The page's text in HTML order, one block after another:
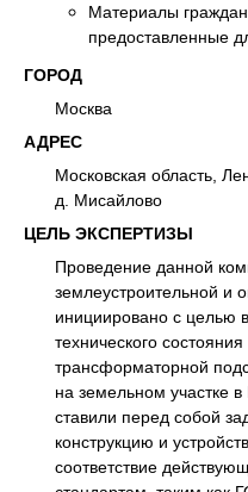
Материалы
предоставленные
ГОРОД
Москва
АДРЕС
Московская область,
д. Мисайлово
ЦЕЛЬ ЭКСПЕРТИЗЫ
Проведение данной
землеустроительной и
инициировано с целью
технического
трансформаторной
на земельном участке
ставили перед собой
конструкцию и
соответствие